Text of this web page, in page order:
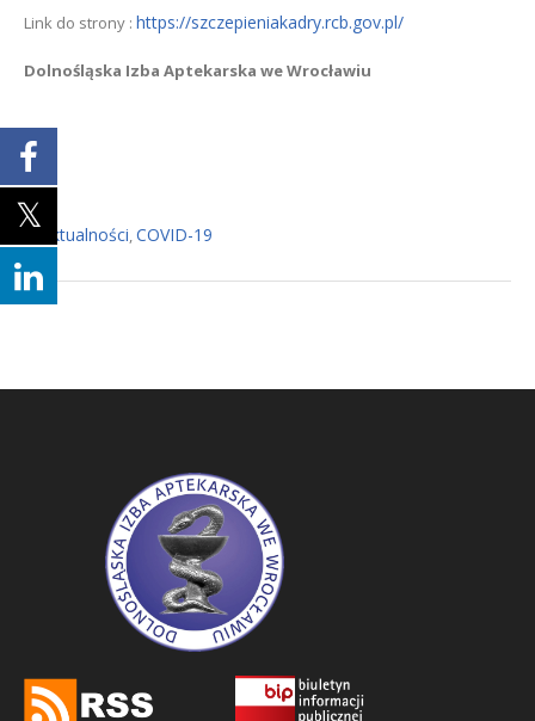
Link do strony : https://szczepieniakadry.rcb.gov.pl/
Dolnośląska Izba Aptekarska we Wrocławiu
Aktualności,COVID-19